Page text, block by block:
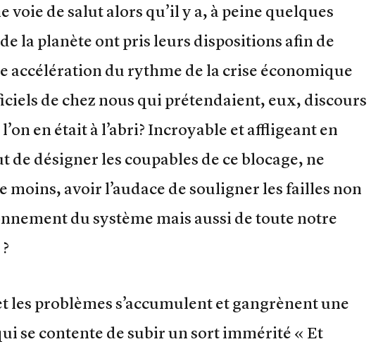
voie de salut alors qu’il y a, à peine quelques
la planète ont pris leurs dispositions afin de
accélération du rythme de la crise économique
de chez nous qui prétendaient, eux, discours
en était à l’abri? Incroyable et affligeant en
de désigner les coupables de ce blocage, ne
avoir l’audace de souligner les failles non
du système mais aussi de toute notre
les problèmes s’accumulent et gangrènent une
se contente de subir un sort immérité « Et